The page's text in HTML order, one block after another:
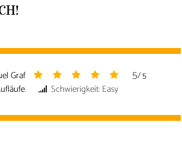
Graf 5/ 5
Schwierigkeit: Easy